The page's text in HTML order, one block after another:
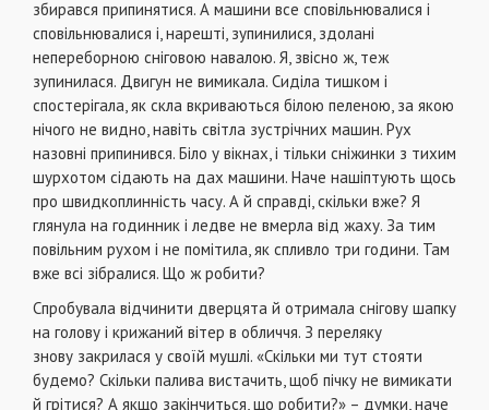
збирався припинятися. А машини все сповільнювалися і
сповільнювалися і, нарешті, зупинилися, здолані
непереборною сніговою навалою. Я, звісно ж, теж
зупинилася. Двигун не вимикала. Сиділа тишком і
спостерігала, як скла вкриваються білою пеленою, за якою
нічого не видно, навіть світла зустрічних машин. Рух
назовні припинився. Біло у вікнах, і тільки сніжинки з тихим
шурхотом сідають на дах машини. Наче нашіптують щось
про швидкоплинність часу. А й справді, скільки вже? Я
глянула на годинник і ледве не вмерла від жаху. За тим
повільним рухом і не помітила, як спливло три години. Там
вже всі зібралися. Що ж робити?
Спробувала відчинити дверцята й отримала снігову шапку
на голову і крижаний вітер в обличчя. З переляку
знову закрилася у своїй мушлі. «Скільки ми тут стояти
будемо? Скільки палива вистачить, щоб пічку не вимикати
й грітися? А якщо закінчиться, що робити?» – думки, наче